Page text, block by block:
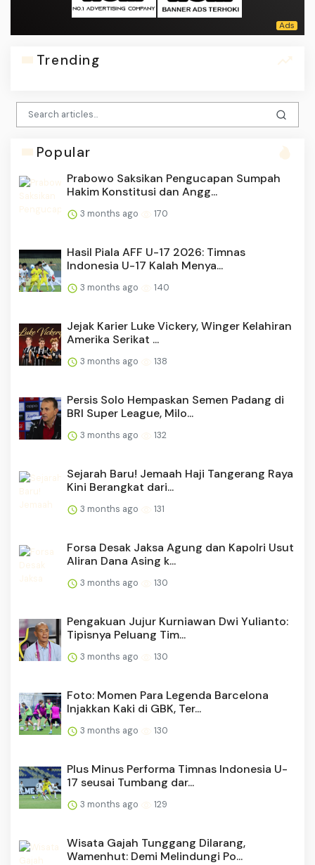
Trending
Popular
Prabowo Saksikan Pengucapan Sumpah
Hakim Konstitusi dan Angg...
3 months ago 170
Hasil Piala AFF U-17 2026: Timnas
Indonesia U-17 Kalah Menya...
3 months ago 140
Jejak Karier Luke Vickery, Winger Kelahiran
Amerika Serikat ...
3 months ago 138
Persis Solo Hempaskan Semen Padang di
BRI Super League, Milo...
3 months ago 132
Sejarah Baru! Jemaah Haji Tangerang Raya
Kini Berangkat dari...
3 months ago 131
Forsa Desak Jaksa Agung dan Kapolri Usut
Aliran Dana Asing k...
3 months ago 130
Pengakuan Jujur Kurniawan Dwi Yulianto:
Tipisnya Peluang Tim...
3 months ago 130
Foto: Momen Para Legenda Barcelona
Injakkan Kaki di GBK, Ter...
3 months ago 130
Plus Minus Performa Timnas Indonesia U-
17 seusai Tumbang dar...
3 months ago 129
Wisata Gajah Tunggang Dilarang,
Wamenhut: Demi Melindungi Po...